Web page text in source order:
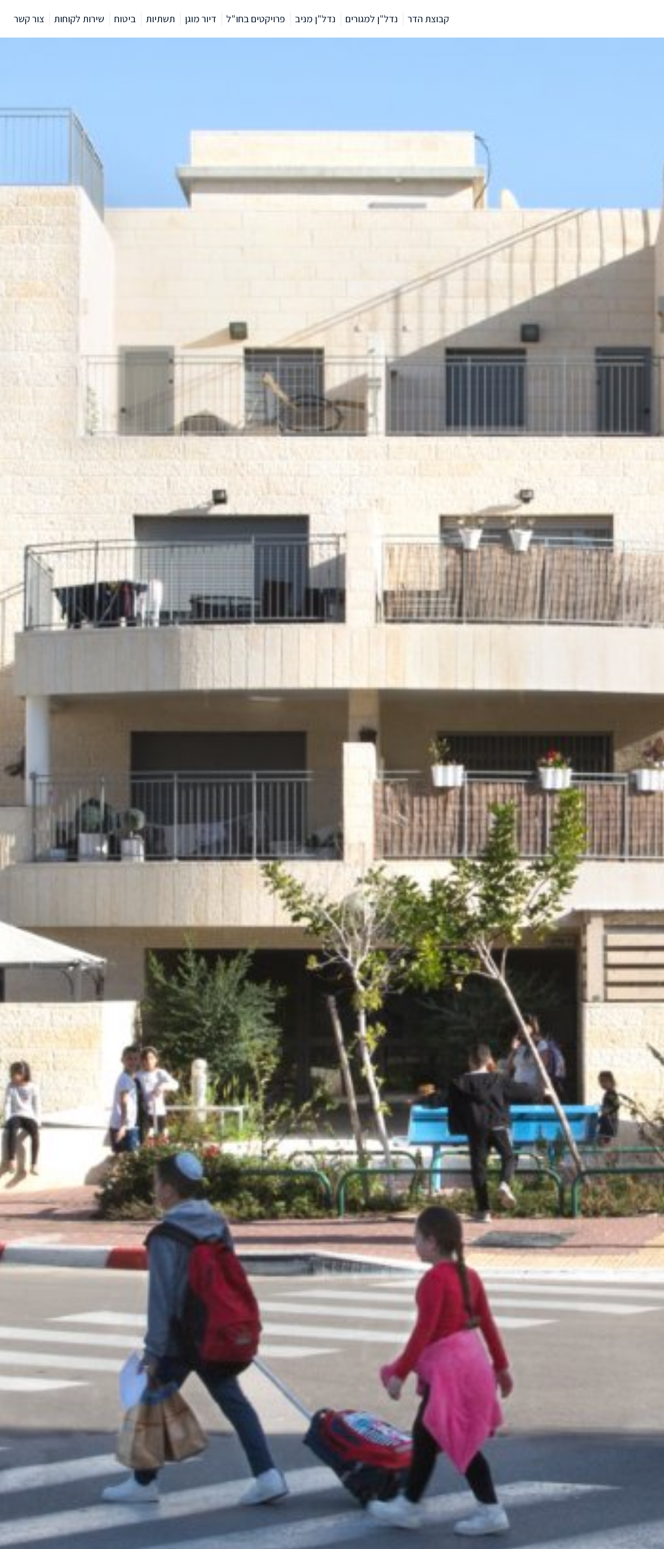
קבוצת הדר נדל"ן למגורים נדל"ן מניב פרויקטים בחו"ל דיור מוגן תשתיות ביטוח שירות לקוחות צור קשר